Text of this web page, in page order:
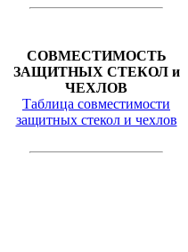
СОВМЕСТИМОСТЬ
ЗАЩИТНЫХ СТЕКОЛ и
ЧЕХЛОВ
Таблица совместимости
защитных стекол и чехлов